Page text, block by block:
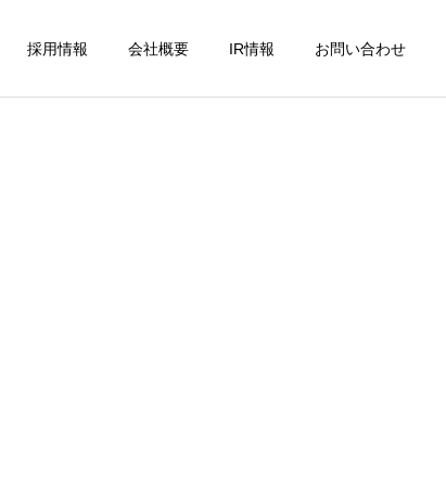
採用情報 会社概要 IR情報 お問い合わせ